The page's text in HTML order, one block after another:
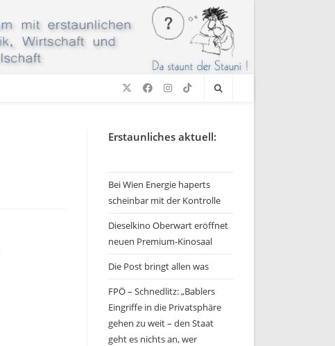
Erstaunliches aktuell:
Bei Wien Energie haperts
scheinbar mit der Kontrolle
Dieselkino Oberwart eröffnet
neuen Premium-Kinosaal
Die Post bringt allen was
FPÖ – Schnedlitz: „Bablers
Eingriffe in die Privatsphäre
gehen zu weit – den Staat
geht es nichts an, wer